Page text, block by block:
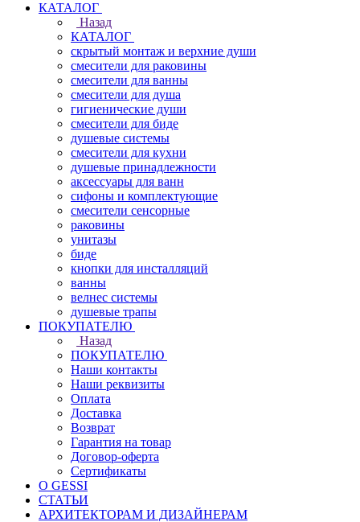
КАТАЛОГ
Назад
КАТАЛОГ
скрытый монтаж и верхние души
смесители для раковины
смесители для ванны
смесители для душа
гигиенические души
смесители для биде
душевые системы
смесители для кухни
душевые принадлежности
аксессуары для ванн
сифоны и комплектующие
смесители сенсорные
раковины
унитазы
биде
кнопки для инсталляций
ванны
велнес системы
душевые трапы
ПОКУПАТЕЛЮ
Назад
ПОКУПАТЕЛЮ
Наши контакты
Наши реквизиты
Оплата
Доставка
Возврат
Гарантия на товар
Договор-оферта
Сертификаты
О GESSI
СТАТЬИ
АРХИТЕКТОРАМ И ДИЗАЙНЕРАМ